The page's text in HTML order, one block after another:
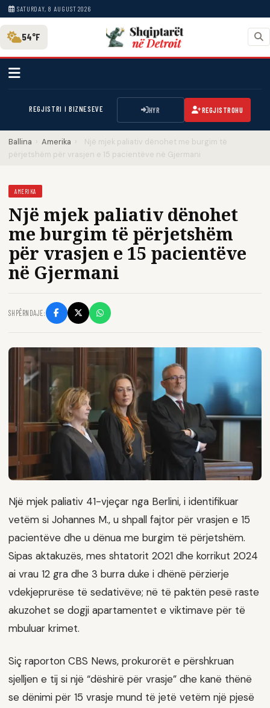
SATURDAY, 8 AUGUST 2026
54°F
REGJISTRI I BIZNESEVE HYR REGJISTROHU
Ballina › Amerika ›
Një mjek paliativ dënohet me burgim të
përjetshëm për vrasjen e 15 pacientëve në Gjermani
AMERIKA
Një mjek paliativ dënohet
me burgim të përjetshëm
për vrasjen e 15 pacientëve
në Gjermani
SHPËRNDAJE:
Një mjek paliativ 41-vjeçar nga Berlini, i identifikuar
vetëm si Johannes M., u shpall fajtor për vrasjen e 15
pacientëve dhe u dënua me burgim të përjetshëm.
Sipas aktakuzës, mes shtatorit 2021 dhe korrikut 2024
ai vrau 12 gra dhe 3 burra duke i dhënë përzierje
vdekjeprurëse të sedativëve; në të paktën pesë raste
akuzohet se dogji apartamentet e viktimave për të
mbuluar krimet.
Siç raporton CBS News, prokurorët e përshkruan
sjelljen e tij si një “dëshirë për vrasje” dhe kanë thënë
se dënimi për 15 vrasje mund të jetë vetëm një pjesë